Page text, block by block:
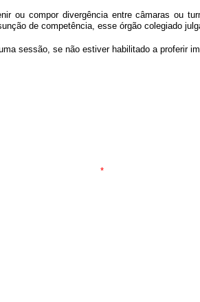
ou compor divergência entre câmaras ou
de competência, esse órgão colegiado
sessão, se não estiver habilitado a proferir
*